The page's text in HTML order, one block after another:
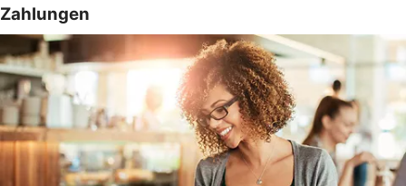
Zahlungen